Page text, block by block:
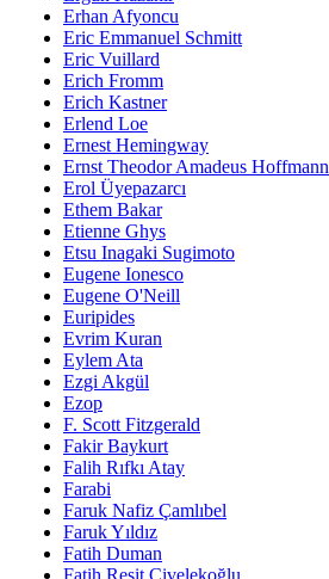
Erhan Afyoncu
Eric Emmanuel Schmitt
Eric Vuillard
Erich Fromm
Erich Kastner
Erlend Loe
Ernest Hemingway
Ernst Theodor Amadeus Hoffmann
Erol Üyepazarcı
Ethem Bakar
Etienne Ghys
Etsu Inagaki Sugimoto
Eugene Ionesco
Eugene O'Neill
Euripides
Evrim Kuran
Eylem Ata
Ezgi Akgül
Ezop
F. Scott Fitzgerald
Fakir Baykurt
Falih Rıfkı Atay
Farabi
Faruk Nafiz Çamlıbel
Faruk Yıldız
Fatih Duman